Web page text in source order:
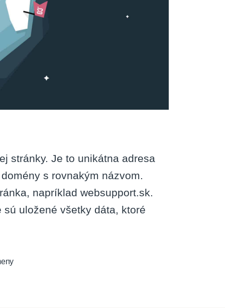
stránky. Je to unikátna adresa
s rovnakým názvom.
napríklad websupport.sk.
uložené všetky dáta, ktoré